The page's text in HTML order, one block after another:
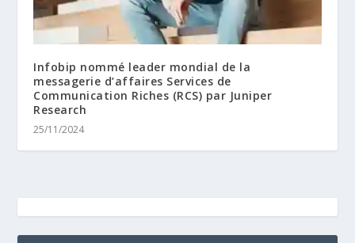
Infobip nommé leader mondial de la
messagerie d’affaires Services de
Communication Riches (RCS) par Juniper
Research
25/11/2024